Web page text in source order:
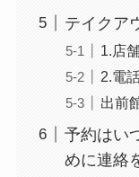
テイクア
1.店
2.電
出前
予約はい
めに連絡